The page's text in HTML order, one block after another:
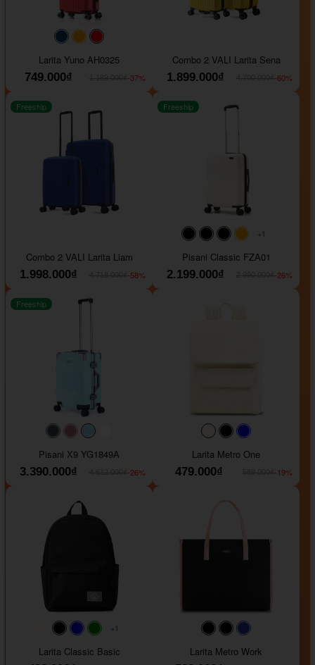
#093f69#ffa500
Larita Yuno AH0325
749.000₫
-37%
Combo 2 VALI Larita Sena
1.899.000₫
-60%
Freeship
Combo 2 VALI Larita Liam
1.998.000₫
-58%
#000000#000000
#000000
#ffa500
+1
Freeship
Pisani Classic FZA01
2.199.000₫
-26%
#40454a#b76e79
#9ad8e7
Freeship
Pisani X9 YG1849A
3.390.000₫
-26%
#faf0e6#000000
Larita Metro One
479.000₫
-19%
#faf0e6
#000000#0000FF#008000
+1
Larita Classic Basic
#000000#000000
Larita Metro Work